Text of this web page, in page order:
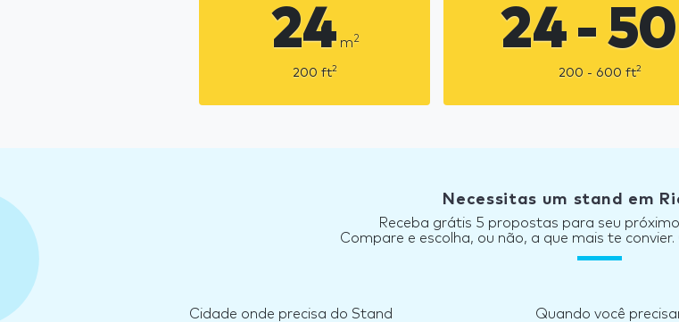
24 m2
200 ft2
24 - 50
200 - 600 ft2
Necessitas um stand em
Receba grátis 5 propostas para seu
Compare e escolha, ou não, a que mais te
Cidade onde precisa do Stand Quando você